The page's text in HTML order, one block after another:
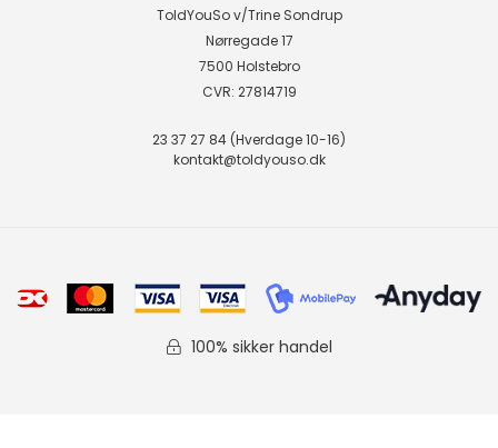
ToldYouSo v/Trine Sondrup
Nørregade 17
7500 Holstebro
CVR: 27814719
23 37 27 84 (Hverdage 10-16)
kontakt@toldyouso.dk
100% sikker handel